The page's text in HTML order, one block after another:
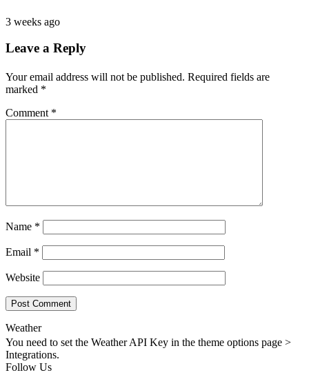
3 weeks ago
Leave a Reply
Your email address will not be published. Required fields are
marked *
Comment *
Name *
Email *
Website
Weather
You need to set the Weather API Key in the theme options page >
Integrations.
Follow Us